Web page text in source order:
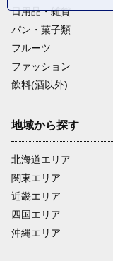
日用品・雑貨
パン・菓子類
フルーツ
ファッション
飲料(酒以外)
地域から探す
北海道エリア
関東エリア
近畿エリア
四国エリア
沖縄エリア